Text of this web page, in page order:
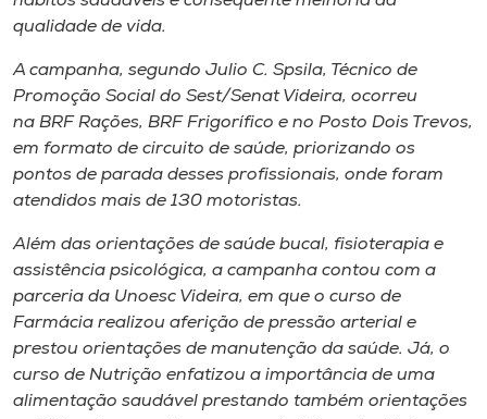
qualidade de vida.
A campanha, segundo Julio C. Spsila, Técnico de
Promoção Social do Sest/Senat Videira, ocorreu
na BRF Rações, BRF Frigorífico e no Posto Dois Trevos,
em formato de circuito de saúde, priorizando os
pontos de parada desses profissionais, onde foram
atendidos mais de 130 motoristas.
Além das orientações de saúde bucal, fisioterapia e
assistência psicológica, a campanha contou com a
parceria da Unoesc Videira, em que o curso de
Farmácia realizou aferição de pressão arterial e
prestou orientações de manutenção da saúde. Já, o
curso de Nutrição enfatizou a importância de uma
alimentação saudável prestando também orientações